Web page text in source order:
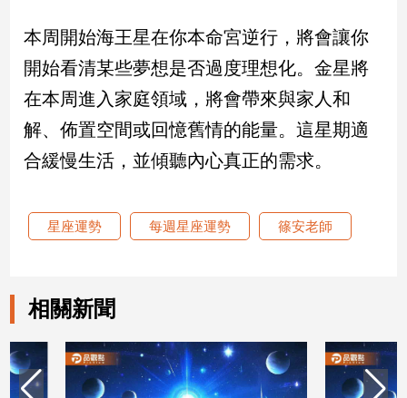
本周開始海王星在你本命宮逆行，將會讓你
開始看清某些夢想是否過度理想化。金星將
在本周進入家庭領域，將會帶來與家人和
解、佈置空間或回憶舊情的能量。這星期適
合緩慢生活，並傾聽內心真正的需求。
星座運勢 每週星座運勢 篠安老師
相關新聞